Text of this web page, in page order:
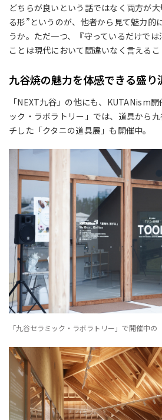
どちらが良いという話ではなく両方が
る形”というのが、他者から見て魅力的
うか。ただ一つ、『守っているだけで
ことは現代において間違いなく言えるこ
九谷焼の魅力を体感できる盛り
「NEXT九谷」の他にも、KUTANism
ック・ラボラトリー」では、道具から
チした「クタニの道具展」も開催中。
「九谷セラミック・ラボラトリー」で開催中の